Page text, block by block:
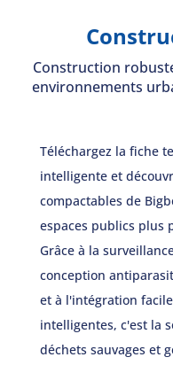
Construction
environnements
Téléchargez la fiche
intelligente et
compactables de
espaces publics plus
Grâce à la
conception
et à l'intégration
intelligentes, c'est la
déchets sauvages et